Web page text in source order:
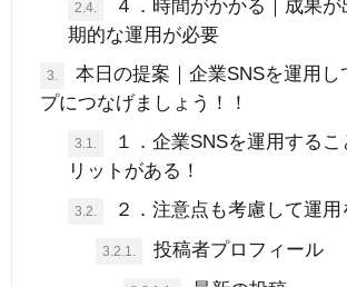
2.4.
４．時間がかかる｜成果
期的な運用が必要
3.
本日の提案｜企業SNSを運用し
プにつなげましょう！！
3.1.
１．企業SNSを運用するこ
リットがある！
3.2. ２．注意点も考慮して運用
3.2.1. 投稿者プロフィール